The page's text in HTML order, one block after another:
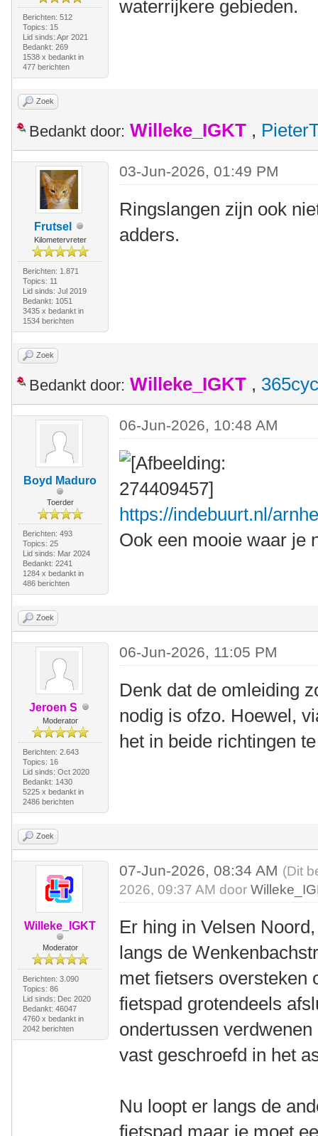
Berichten: 512
Topics: 15
Lid sinds: Apr 2021
Bedankt: 269
1538 x bedankt in
477 berichten
waterrijkere gebieden.
Zoek
Bedankt door: Willeke_IGKT ,
Frutsel
Kilometervreter
Berichten: 1.871
Topics: 11
Lid sinds: Jul 2019
Bedankt: 1051
3435 x bedankt in
1534 berichten
03-Jun-2026, 01:49 PM
Ringslangen zijn ook
adders.
Zoek
Bedankt door: Willeke_IGKT ,
Boyd Maduro
Toerder
Berichten: 493
Topics: 25
Lid sinds: Mar 2024
Bedankt: 2241
1284 x bedankt in
486 berichten
06-Jun-2026, 10:48 AM
https://indebuurt.nl/
Ook een mooie waar je
Zoek
Jeroen S
Moderator
Berichten: 2.643
Topics: 16
Lid sinds: Oct 2020
Bedankt: 1430
5225 x bedankt in
2486 berichten
06-Jun-2026, 11:05 PM
Denk dat de omleiding
nodig is ofzo. Hoewel,
het in beide richtingen
Zoek
Willeke_IGKT
Moderator
Berichten: 3.090
Topics: 86
Lid sinds: Dec 2020
Bedankt: 46047
4760 x bedankt in
2042 berichten
07-Jun-2026, 08:34 AM (Dit
2026, 09:37 AM door
Er hing in Velsen
langs de
met fietsers oversteken
fietspad grotendeels
ondertussen
vast geschroefd in het
Nu loopt er langs de
fietspad maar je moet